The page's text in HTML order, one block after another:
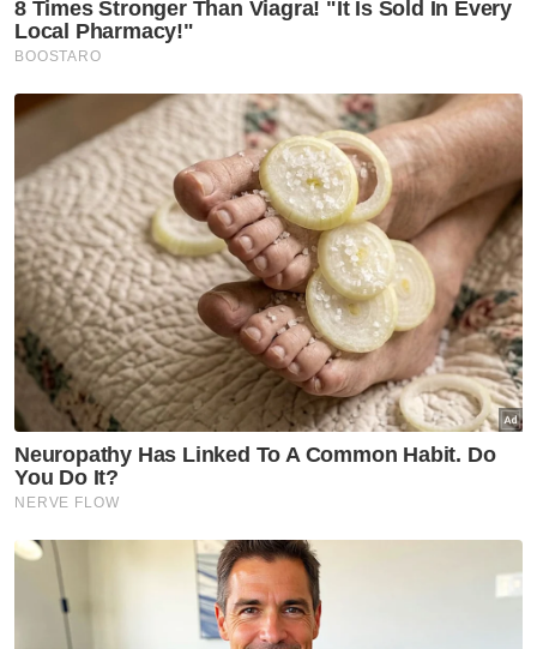
betul atau telah rosak untuk menukarkan
bendera itu. - Bernama
Muat turun aplikasi Sinar Harian.
Hari Kebangsaan